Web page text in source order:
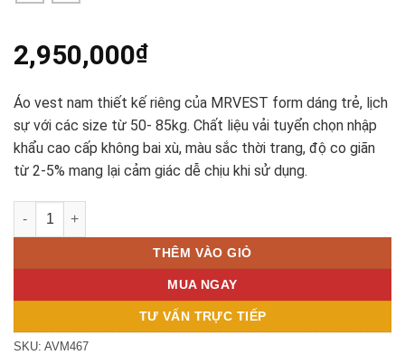
2,950,000₫
Áo vest nam thiết kế riêng của MRVEST form dáng trẻ, lịch
sự với các size từ 50- 85kg. Chất liệu vải tuyển chọn nhập
khẩu cao cấp không bai xù, màu sắc thời trang, độ co giãn
từ 2-5% mang lại cảm giác dễ chịu khi sử dụng.
ÁO VEST GHI XÁM KẺ Ô AVM467 số lượng
THÊM VÀO GIỎ
MUA NGAY
TƯ VẤN TRỰC TIẾP
SKU: AVM467